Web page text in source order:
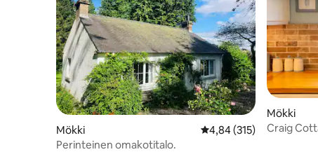
Mökki Keskimääräinen arvio
4,84 (315)
Perinteinen omakotitalo.
Mökki
Craig